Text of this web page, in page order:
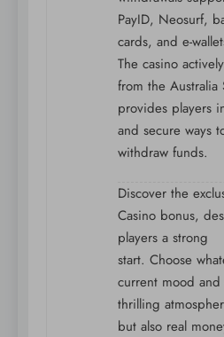
PayID, Neosurf,
cards, and e-
The casino
from the Australia
provides players
and secure ways
withdraw funds.
Discover the
Casino bonus,
players a strong
start. Choose
current mood
thrilling
but also real